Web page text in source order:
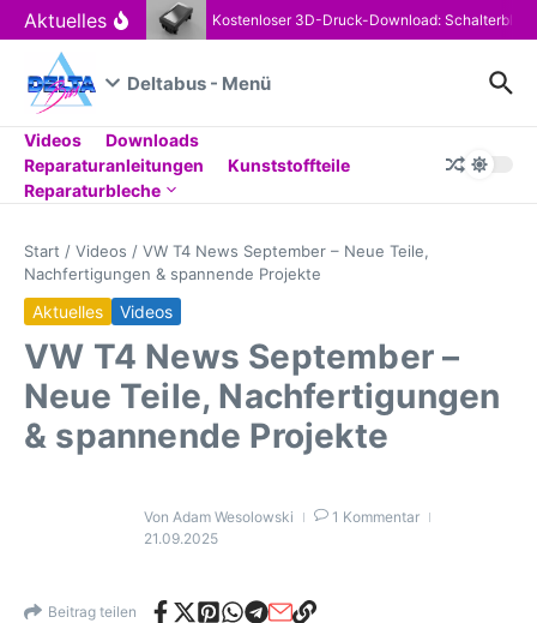
Zum Inhalt springen
Aktuelles Kostenloser 3D-Druck-Download:
Deltabus - Menü
Videos
Downloads
Reparaturanleitungen
Kunststoffteile
Reparaturbleche
Start / Videos / VW T4 News September – Neue Teile,
Nachfertigungen & spannende Projekte
Aktuelles Videos
VW T4 News September –
Neue Teile, Nachfertigungen
& spannende Projekte
Von Adam Wesolowski
1 Kommentar
21.09.2025
Beitrag teilen